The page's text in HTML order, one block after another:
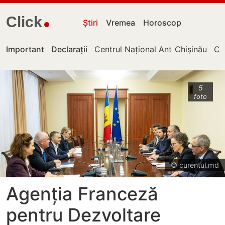
Click Știri Vremea Horoscop
Important Declarații Centrul Național Anticorupție
Chișinău
5
foto
© curentul.md
Agenția Franceză
pentru Dezvoltare